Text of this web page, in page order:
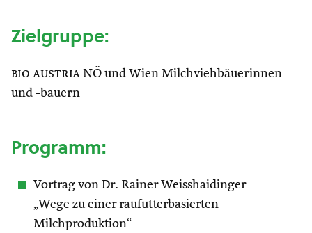
Zielgruppe:
bio austria NÖ und Wien Milchviehbäuerinnen
und -bauern
Programm:
Vortrag von Dr. Rainer Weisshaidinger
„Wege zu einer raufutterbasierten
Milchproduktion“